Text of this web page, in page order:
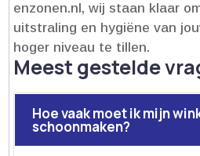
enzonen.​nl, wij staan klaar
uitstraling en hygiëne van
hoger niveau te tillen.​
Meest gestelde
Hoe vaak moet ik mijn
schoonmaken?